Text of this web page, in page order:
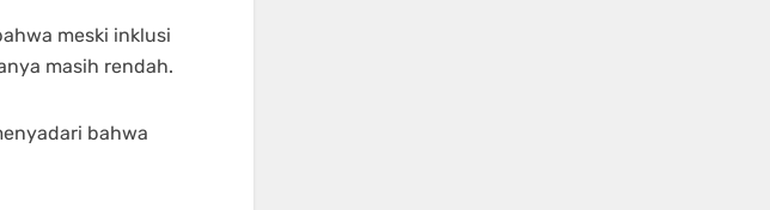
meski inklusi
masih rendah.
bahwa